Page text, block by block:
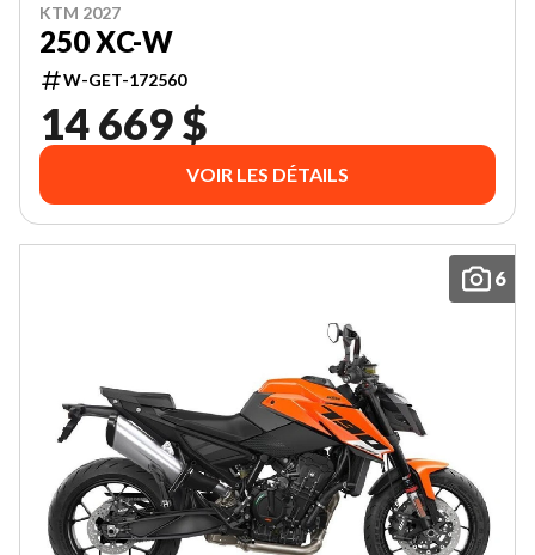
KTM 2027
250 XC-W
W-GET-172560
14 669 $
VOIR LES DÉTAILS
6